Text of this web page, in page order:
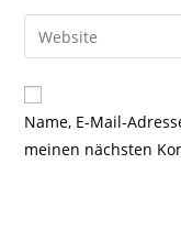
zum
Kommentieren
ein
E-
Mail-
zum
Kommentieren
ein
Gib
deine
Website-
URL
Name, E-Mail-
meinen nächsten